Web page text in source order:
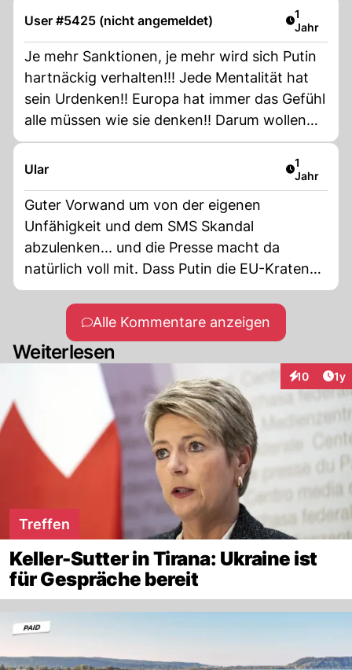
User #5425 (nicht angemeldet) Artikel
1
Jahr
Je mehr Sanktionen, je mehr wird sich Putin
hartnäckig verhalten!!! Jede Mentalität hat
sein Urdenken!! Europa hat immer das Gefühl
alle müssen wie sie denken!! Darum wollen
wir Schweizer nicht in die EU weil wir immer
als stur verurteilt werden!!!
Ular Artikel
1
Jahr
Guter Vorwand um von der eigenen
Unfähigkeit und dem SMS Skandal
abzulenken... und die Presse macht da
natürlich voll mit. Dass Putin die EU-Kraten
links liegen lässt, könnte ja auch mit dem
Kriegsgeheul dieser Truppe zu tun haben, die
immer noch der Meinung ist, Russland könne
auf dem Schlachtfeld geschlagen werden.
Mit dieser Rhetorik wirds nicht klappen.
Alle Kommentare anzeigen
Weiterlesen
10 1y
Treffen
Keller-Sutter in Tirana: Ukraine ist
für Gespräche bereit